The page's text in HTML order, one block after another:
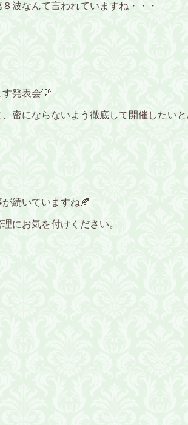
波なんて言われていますね・・・
発表会💡
密にならないよう徹底して開催したいと
続いていますね🍂
にお気を付けください。